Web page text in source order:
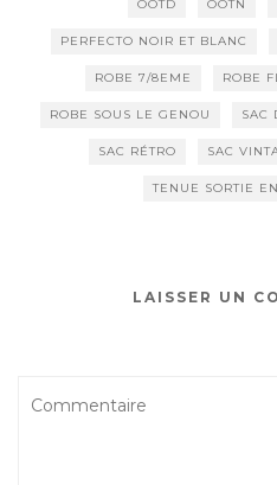
OOTD OOTN
PERFECTO NOIR ET BLANC
ROBE 7/8EME ROBE
ROBE SOUS LE GENOU SAC
SAC RÉTRO SAC
TENUE SORTIE
LAISSER UN